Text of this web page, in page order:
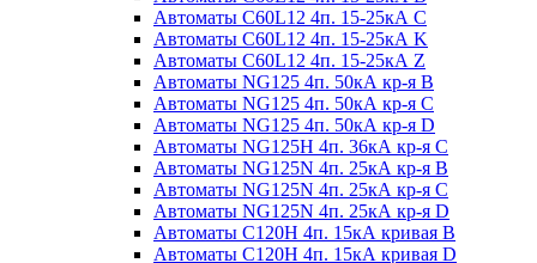
Автоматы C60L12 4п. 15-25кА C
Автоматы C60L12 4п. 15-25кА K
Автоматы C60L12 4п. 15-25кА Z
Автоматы NG125 4п. 50кА кр-я B
Автоматы NG125 4п. 50кА кр-я C
Автоматы NG125 4п. 50кА кр-я D
Автоматы NG125H 4п. 36кА кр-я C
Автоматы NG125N 4п. 25кА кр-я B
Автоматы NG125N 4п. 25кА кр-я C
Автоматы NG125N 4п. 25кА кр-я D
Автоматы С120H 4п. 15кА кривая B
Автоматы С120H 4п. 15кА кривая D